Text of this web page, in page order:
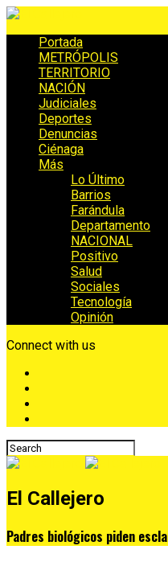
Portada
METRÓPOLIS
TERRITORIO
NACIÓN
Judiciales
Deportes
Denuncias
Ciénaga
Más
Lo Último
Barrios
Farándula
Departamento
NACIONAL
Positivo
Salud
Sociales
Tecnología
Opinión
Connect with us
El Callejero
Padres biológicos piden